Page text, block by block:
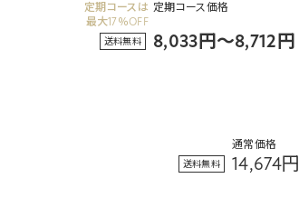
定期コースは
最大17％OFF
定期コース価格
送料無料 8,033円～8,712円
通常価格
送料無料 14,674円